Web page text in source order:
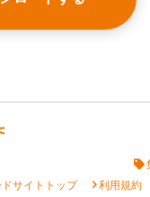
サイトトップ chevron_right利用規約